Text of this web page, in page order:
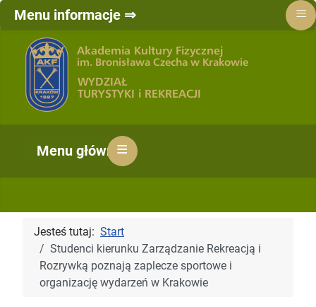
Menu główne ⇒
≡
Jesteś tutaj: Start
Studenci kierunku Zarządzanie Rekreacją i
Rozrywką poznają zaplecze sportowe i
organizację wydarzeń w Krakowie
Menu informacje ⇒ ≡